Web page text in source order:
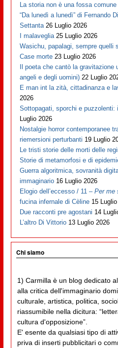
La storia non è una fossa comune
“Da lunedì a lunedì” di Fernando
Settanta 26 Luglio 2026
I malaveglia 25 Luglio 2026
Wasichu, papalagi, sempre quelli
Case morte 23 Luglio 2026
Il poeta che cantò la
angeli e degli uomini) 22 Luglio
E man int la zità, cittadinanza e
2026
Sottopagati, sporchi e
Luglio 2026
Nostalgie horror contemporanee
riemersioni perturbanti 19 Luglio
Le tristi storie delle morti delle
Storie di metamorfosi e di
Guerra algoritmica, sovranità
immaginario 16 Luglio 2026
Elogio dell’eccesso / 11 –Per me
fucina infernale di Cèline 15
Due racconti pre agostani 14
L’altro Di Vittorio 13 Luglio 2026
Chi siamo
1) Carmilla è un blog dedicato
alla critica dell'immaginario
culturale, artistica, politica,
riassumibile nella dicitura:
cultura d'opposizione”.
E' esente da qualsiasi tipo di
priva di inserti pubblicitari o